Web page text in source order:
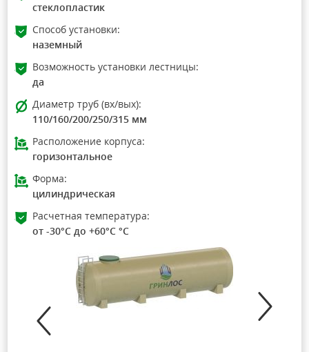
стеклопластик
Способ установки:
наземный
Возможность установки лестницы:
да
Диаметр труб (вх/вых):
110/160/200/250/315 мм
Расположение корпуса:
горизонтальное
Форма:
цилиндрическая
Расчетная температура:
от -30°C до +60°C °C